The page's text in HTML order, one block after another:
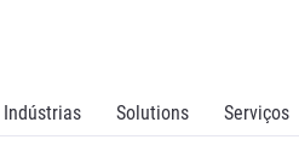
Indústrias Solutions Serviços